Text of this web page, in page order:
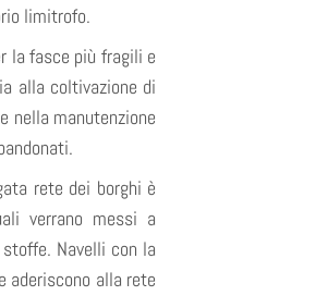
limitrofo.
la fasce più fragili e
alla coltivazione di
nella manutenzione
rete dei borghi è
verrano messi a
Navelli con la
aderiscono alla rete